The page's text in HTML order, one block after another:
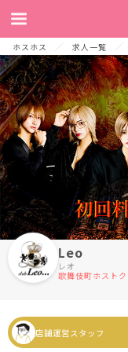
ホスホス 求人一覧
TOP お店からのメッセ
Leo
レオ
歌舞伎町ホスト
店舗運営スタッフ